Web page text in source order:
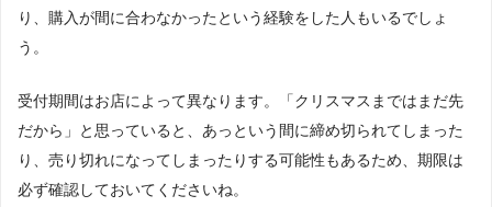
り、購入が間に合わなかったという経験をした人もいるでしょ
う。
受付期間はお店によって異なります。「クリスマスまではまだ先
だから」と思っていると、あっという間に締め切られてしまった
り、売り切れになってしまったりする可能性もあるため、期限は
必ず確認しておいてくださいね。